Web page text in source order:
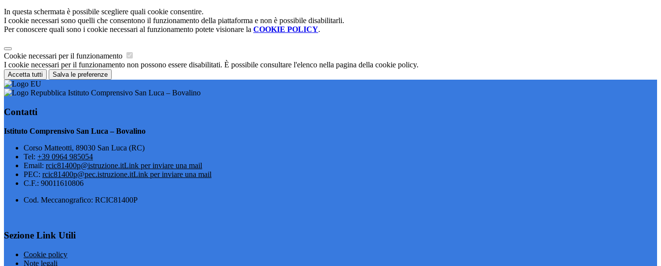
In questa schermata è possibile scegliere quali cookie consentire.
I cookie necessari sono quelli che consentono il funzionamento della piattaforma e non è possibile disabilitarli.
Per conoscere quali sono i cookie necessari al funzionamento potete visionare la COOKIE POLICY.
Cookie necessari per il funzionamento
I cookie necessari per il funzionamento non possono essere disabilitati. È possibile consultare l'elenco nella pagina della cookie policy.
Accetta tutti Salva le preferenze
Istituto Comprensivo San Luca – Bovalino
Contatti
Istituto Comprensivo San Luca – Bovalino
Corso Matteotti, 89030 San Luca (RC)
Tel: +39 0964 985054
Email: rcic81400p@istruzione.itLink per inviare una mail
PEC: rcic81400p@pec.istruzione.itLink per inviare una mail
C.F.: 90011610806
Cod. Meccanografico: RCIC81400P
Sezione Link Utili
Cookie policy
Note legali